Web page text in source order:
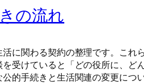
の流れ
に関わる契約の整理です。これ
受けていると「どの役所に、ど
的手続きと生活関連の変更につ